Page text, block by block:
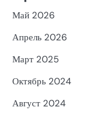
Май 2026
Апрель 2026
Март 2025
Октябрь 2024
Август 2024